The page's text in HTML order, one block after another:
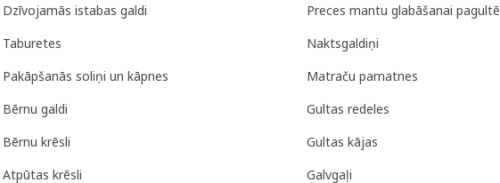
Dzīvojamās istabas galdi
Taburetes
Pakāpšanās soliņi un kāpnes
Bērnu galdi
Bērnu krēsli
Atpūtas krēsli
Preces mantu glabāšanai pagultē
Naktsgaldiņi
Matraču pamatnes
Gultas redeles
Gultas kājas
Galvgaļi